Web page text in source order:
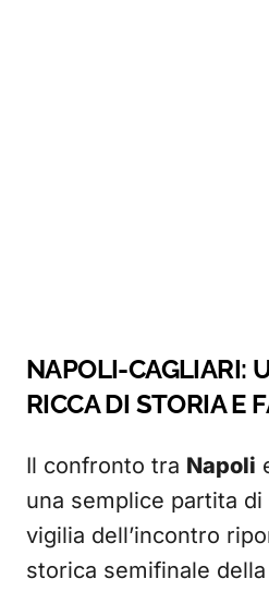
NAPOLI-CAGLIARI:
RICCA DI STORIA E
Il confronto tra Napoli
una semplice partita di
vigilia dell’incontro
storica semifinale